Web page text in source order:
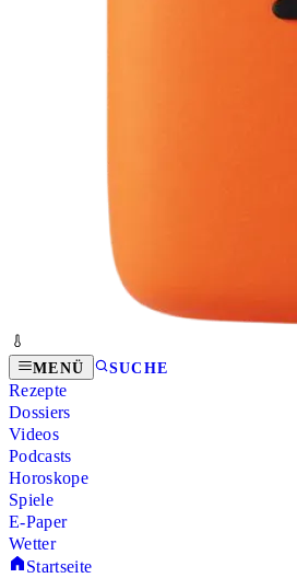
MENÜ SUCHE
Rezepte
Dossiers
Videos
Podcasts
Horoskope
Spiele
E-Paper
Wetter
Startseite